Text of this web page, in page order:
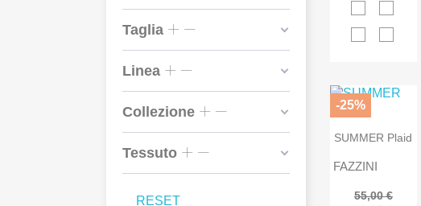
Taglia
Linea
Collezione
Tessuto
RESET
-25%
SUMMER Plaid
FAZZINI
55,00 €